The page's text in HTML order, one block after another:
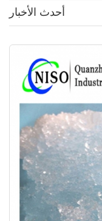
أحدث الأخبار